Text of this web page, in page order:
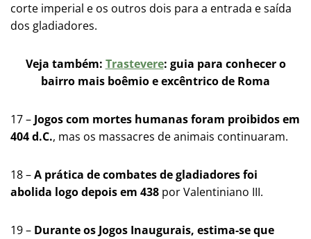
corte imperial e os outros dois para a entrada e saída
dos gladiadores​​.
Veja também: Trastevere: guia para conhecer o
bairro mais boêmio e excêntrico de Roma
17 – Jogos com mortes humanas foram proibidos em
404 d.C., mas os massacres de animais continuaram.
18 –A prática de combates de gladiadores foi
abolida logo depois em 438 por Valentiniano III.
19 – Durante os Jogos Inaugurais, estima-se que